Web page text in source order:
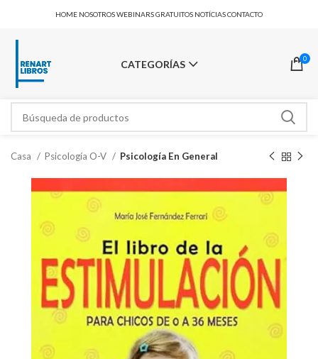
HOME NOSOTROSWEBINARS GRATUITOS NOTÍCIASCONTACTO
CATEGORÍAS 0
Casa Psicología O-V Psicología En General